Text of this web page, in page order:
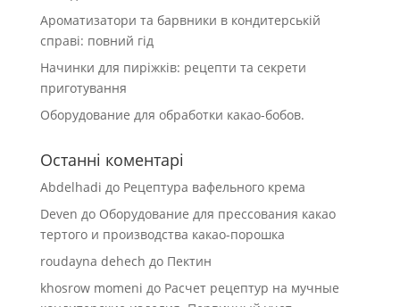
Ароматизатори та барвники в кондитерській
справі: повний гід
Начинки для пиріжків: рецепти та секрети
приготування
Оборудование для обработки какао-бобов.
Останні коментарі
Abdelhadi до Рецептура вафельного крема
Deven до Оборудование для прессования какао
тертого и производства какао-порошка
roudayna dehech до Пектин
khosrow momeni до Расчет рецептур на мучные